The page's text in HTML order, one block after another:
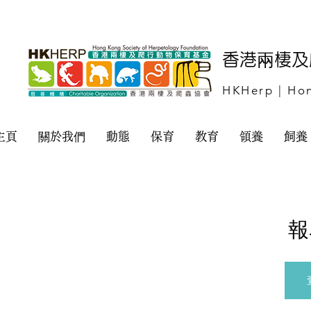
香港兩棲
HKHerp |
頁 關於我們 動態 保育 教育 領養 飼養